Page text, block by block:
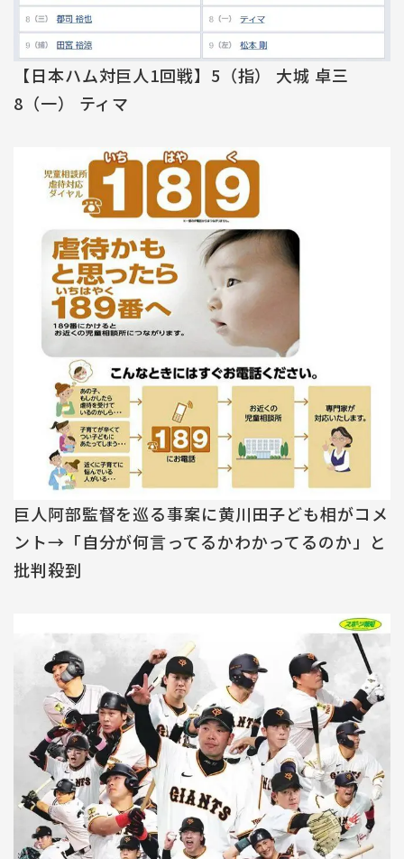
【日本ハム対巨人1回戦】5（指） 大城 卓三
8（一） ティマ
巨人阿部監督を巡る事案に黄川田子ども相がコメ
ント→「自分が何言ってるかわかってるのか」と
批判殺到